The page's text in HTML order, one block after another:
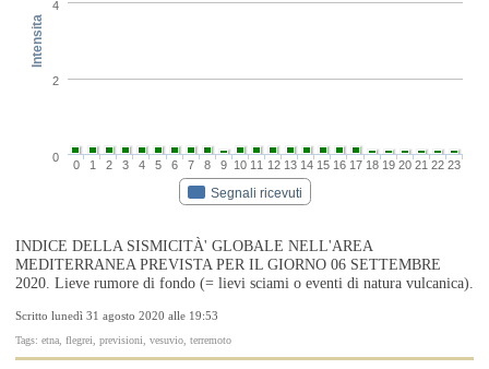
Intensita
Segnali ricevuti
0 1 2 3 4 5 6 7 8 9 10 11 12 13 14 15 16 17 18 19 20 21 22 23
0
2
4
INDICE DELLA SISMICITÀ' GLOBALE NELL'AREA
MEDITERRANEA PREVISTA PER IL GIORNO 06 SETTEMBRE
2020. Lieve rumore di fondo (= lievi sciami o eventi di natura vulcanica).
Scritto lunedì 31 agosto 2020 alle 19:53
Tags: etna, flegrei, previsioni, vesuvio, terremoto